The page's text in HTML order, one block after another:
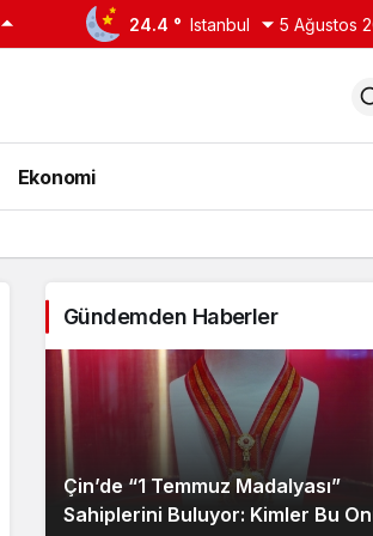
24.4 ° Istanbul 5 Ağustos
Ekonomi
Gündemden Haberler
Çin’de “1 Temmuz Madalyası”
Sahiplerini Buluyor: Kimler Bu